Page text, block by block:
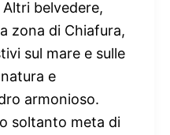
belvedere,
zona di Chiafura,
sul mare e sulle
e
armonioso.
soltanto meta di